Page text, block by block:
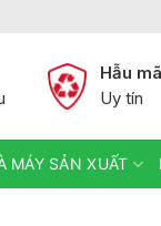
Hẫu
Uy tín
MÁY SẢN XUẤT